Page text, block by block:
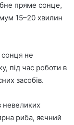
пряме сонце,
15–20 хвилин
сонця не
під час роботи в
засобів.
невеликих
риба, яєчний